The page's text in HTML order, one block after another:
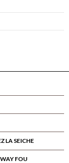
LA SEICHE
FOU